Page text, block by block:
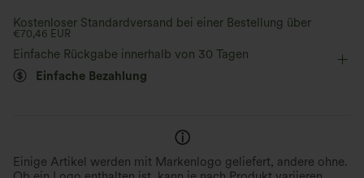
hüftlang
Kostenloser Standardversand bei einer Bestellung über
€70,46 EUR
Einfache Rückgabe innerhalb von 30 Tagen
Einfache Bezahlung
Einige Artikel werden mit Markenlogo geliefert, andere ohne.